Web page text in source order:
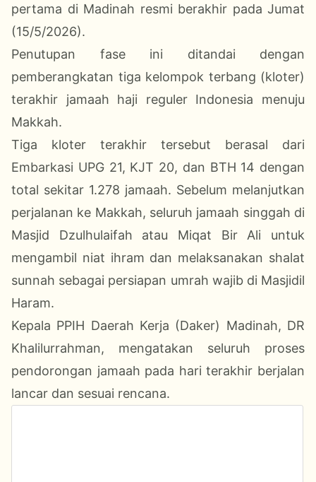
pertama di Madinah resmi berakhir pada Jumat
(15/5/2026).
Penutupan fase ini ditandai dengan
pemberangkatan tiga kelompok terbang (kloter)
terakhir jamaah haji reguler Indonesia menuju
Makkah.
Tiga kloter terakhir tersebut berasal dari
Embarkasi UPG 21, KJT 20, dan BTH 14 dengan
total sekitar 1.278 jamaah. Sebelum melanjutkan
perjalanan ke Makkah, seluruh jamaah singgah di
Masjid Dzulhulaifah atau Miqat Bir Ali untuk
mengambil niat ihram dan melaksanakan shalat
sunnah sebagai persiapan umrah wajib di Masjidil
Haram.
Kepala PPIH Daerah Kerja (Daker) Madinah, DR
Khalilurrahman, mengatakan seluruh proses
pendorongan jamaah pada hari terakhir berjalan
lancar dan sesuai rencana.